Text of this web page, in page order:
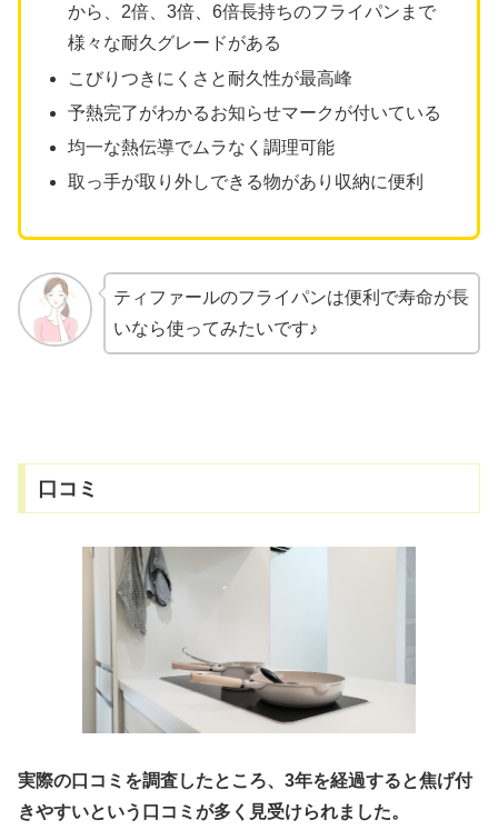
から、2倍、3倍、6倍長持ちのフライパンまで
様々な耐久グレードがある
こびりつきにくさと耐久性が最高峰
予熱完了がわかるお知らせマークが付いている
均一な熱伝導でムラなく調理可能
取っ手が取り外しできる物があり収納に便利
ティファールのフライパンは便利で寿命が長
いなら使ってみたいです♪
口コミ
実際の口コミを調査したところ、3年を経過すると焦げ付
きやすいという口コミが多く見受けられました。